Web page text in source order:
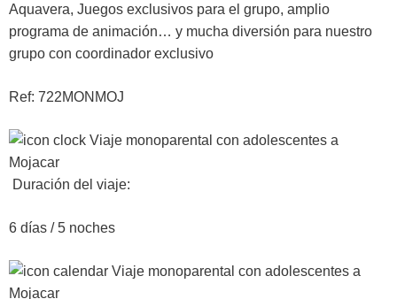
Aquavera, Juegos exclusivos para el grupo, amplio
programa de animación… y mucha diversión para nuestro
grupo con coordinador exclusivo
Ref: 722MONMOJ
Duración del viaje:
6 días / 5 noches